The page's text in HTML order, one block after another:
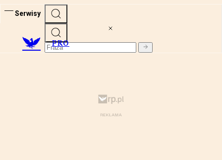
Serwisy
PRO